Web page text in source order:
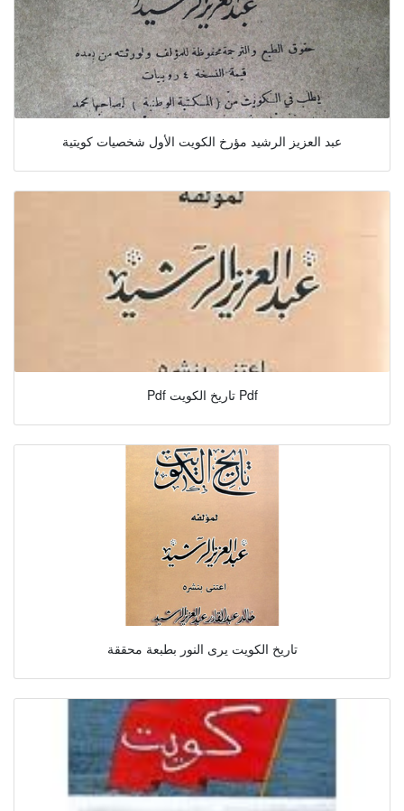
عبد العزيز الرشيد مؤرخ الكويت الأول شخصيات كويتية
Pdf تاريخ الكويت Pdf
تاريخ الكويت يرى النور بطبعة محققة